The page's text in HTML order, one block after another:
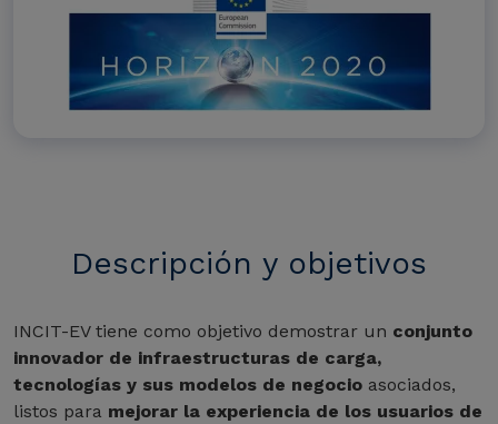
Descripción y objetivos
INCIT-EV tiene como objetivo demostrar un conjunto
innovador de infraestructuras de carga,
tecnologías y sus modelos de negocio asociados,
listos para mejorar la experiencia de los usuarios de